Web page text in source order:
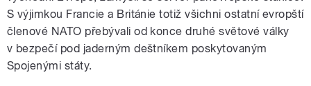
S výjimkou Francie a Británie totiž všichni ostatní evropští
členové NATO přebývali od konce druhé světové války
v bezpečí pod jaderným deštníkem poskytovaným
Spojenými státy.